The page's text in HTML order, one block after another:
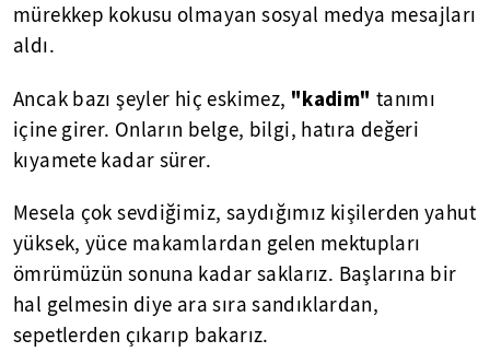
mürekkep kokusu olmayan sosyal medya mesajları
aldı.
Ancak bazı şeyler hiç eskimez, "kadim" tanımı
içine girer. Onların belge, bilgi, hatıra değeri
kıyamete kadar sürer.
Mesela çok sevdiğimiz, saydığımız kişilerden yahut
yüksek, yüce makamlardan gelen mektupları
ömrümüzün sonuna kadar saklarız. Başlarına bir
hal gelmesin diye ara sıra sandıklardan,
sepetlerden çıkarıp bakarız.